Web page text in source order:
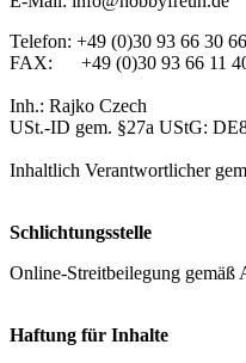
Telefon: +49 (0)30 93 66 30 66
FAX: +49 (0)30 93 66 11
Inh.: Rajko Czech
USt.-ID gem. §27a UStG:
Inhaltlich Verantwortlicher
Schlichtungsstelle
Online-Streitbeilegung
Haftung für Inhalte